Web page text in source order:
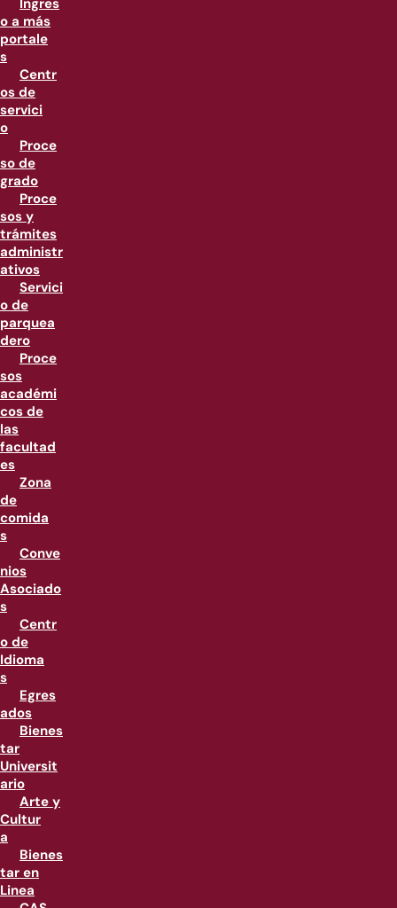
Ingres
o a más
portale
s
Centr
os de
servici
o
Proce
so de
grado
Proce
sos y
trámites
administr
ativos
Servici
o de
parquea
dero
Proce
sos
académi
cos de
las
facultad
es
Zona
de
comida
s
Conve
nios
Asociado
s
Centr
o de
Idioma
s
Egres
ados
Bienes
tar
Universit
ario
Arte y
Cultur
a
Bienes
tar en
Linea